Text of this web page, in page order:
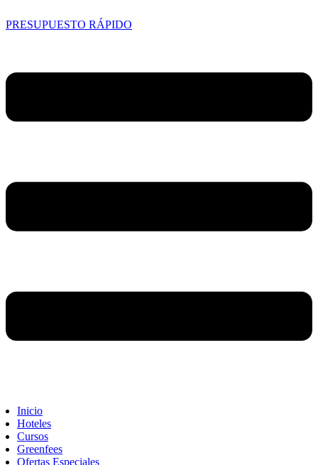
PRESUPUESTO RÁPIDO
Inicio
Hoteles
Cursos
Greenfees
Ofertas Especiales